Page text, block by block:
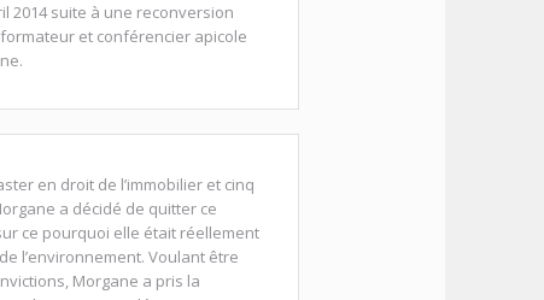
2014 suite à une reconversion
et conférencier apicole
en droit de l’immobilier et cinq
a décidé de quitter ce
ce pourquoi elle était réellement
l’environnement. Voulant être
Morgane a pris la